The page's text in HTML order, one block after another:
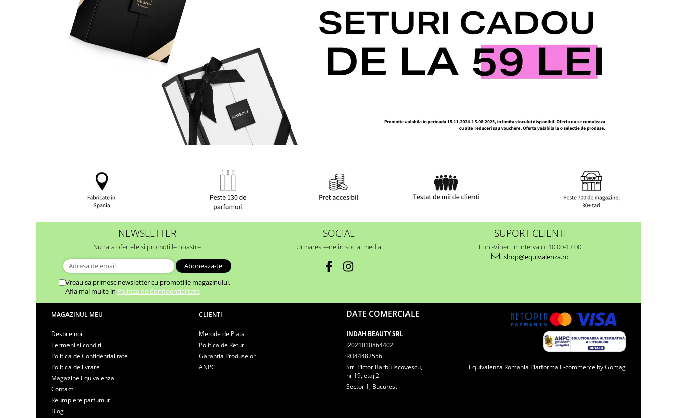
NEWSLETTER
Nu rata ofertele si promotiile noastre
Vreau sa primesc newsletter cu promotiile magazinului.
Afla mai multe in Politica de Confidentialitate
SOCIAL
Urmareste-ne in social media
SUPORT CLIENTI
Luni-Vineri in intervalul 10:00-17:00
shop@equivalenza.ro
MAGAZINUL MEU
Despre noi
Termeni si conditii
Politica de Confidentialitate
Politica de livrare
Magazine Equivalenza
Contact
Reumplere parfumuri
Blog
CLIENTI
Metode de Plata
Politica de Retur
Garantia Produselor
ANPC
DATE COMERCIALE
INDAH BEAUTY SRL
J2021010864402
RO44482556
Str. Pictor Barbu Iscovescu,
nr 19, etaj 2
Sector 1, Bucuresti
Equivalenza Romania Platforma E-commerce by Gomag